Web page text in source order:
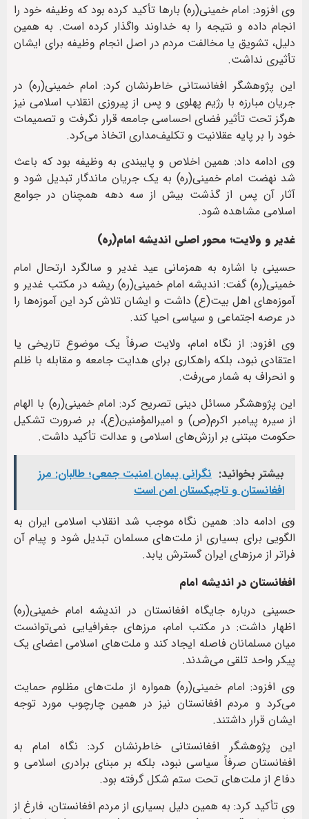
وی افزود: امام خمینی(ره) بارها تأکید کرده بود که وظیفه خود را
انجام داده و نتیجه را به خداوند واگذار کرده است. به همین
دلیل، تشویق یا مخالفت مردم در اصل انجام وظیفه برای ایشان
تأثیری نداشت.
این پژوهشگر افغانستانی خاطرنشان کرد: امام خمینی(ره) در
جریان مبارزه با رژیم پهلوی و پس از پیروزی انقلاب اسلامی نیز
هرگز تحت تأثیر فضای احساسی جامعه قرار نگرفت و تصمیمات
خود را بر پایه عقلانیت و تکلیف‌مداری اتخاذ می‌کرد.
وی ادامه داد: همین اخلاص و پایبندی به وظیفه بود که باعث
شد نهضت امام خمینی(ره) به یک جریان ماندگار تبدیل شود و
آثار آن پس از گذشت بیش از سه دهه همچنان در جوامع
اسلامی مشاهده شود.
غدیر و ولایت؛ محور اصلی اندیشه امام(ره)
حسینی با اشاره به همزمانی عید غدیر و سالگرد ارتحال امام
خمینی(ره) گفت: اندیشه امام خمینی(ره) ریشه در مکتب غدیر و
آموزه‌های اهل بیت(ع) داشت و ایشان تلاش کرد این آموزه‌ها را
در عرصه اجتماعی و سیاسی احیا کند.
وی افزود: از نگاه امام، ولایت صرفاً یک موضوع تاریخی یا
اعتقادی نبود، بلکه راهکاری برای هدایت جامعه و مقابله با ظلم
و انحراف به شمار می‌رفت.
این پژوهشگر مسائل دینی تصریح کرد: امام خمینی(ره) با الهام
از سیره پیامبر اکرم(ص) و امیرالمؤمنین(ع)، بر ضرورت تشکیل
حکومت مبتنی بر ارزش‌های اسلامی و عدالت تأکید داشت.
بیشتر بخوانید: نگرانی پیمان امنیت جمعی؛ طالبان: مرز
افغانستان و تاجیکستان امن است
وی ادامه داد: همین نگاه موجب شد انقلاب اسلامی ایران به
الگویی برای بسیاری از ملت‌های مسلمان تبدیل شود و پیام آن
فراتر از مرزهای ایران گسترش یابد.
افغانستان در اندیشه امام
حسینی درباره جایگاه افغانستان در اندیشه امام خمینی(ره)
اظهار داشت: در مکتب امام، مرزهای جغرافیایی نمی‌توانست
میان مسلمانان فاصله ایجاد کند و ملت‌های اسلامی اعضای یک
پیکر واحد تلقی می‌شدند.
وی افزود: امام خمینی(ره) همواره از ملت‌های مظلوم حمایت
می‌کرد و مردم افغانستان نیز در همین چارچوب مورد توجه
ایشان قرار داشتند.
این پژوهشگر افغانستانی خاطرنشان کرد: نگاه امام به
افغانستان صرفاً سیاسی نبود، بلکه بر مبنای برادری اسلامی و
دفاع از ملت‌های تحت ستم شکل گرفته بود.
وی تأکید کرد: به همین دلیل بسیاری از مردم افغانستان، فارغ از